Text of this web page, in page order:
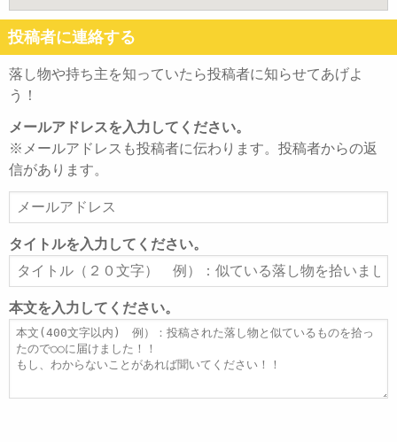
投稿者に連絡する
落し物や持ち主を知っていたら投稿者に知らせてあげよ
う！
メールアドレスを入力してください。
※メールアドレスも投稿者に伝わります。投稿者からの返
信があります。
ー
ル
ア
ド
レ
ス
タイトルを入力してください。
タ
イ
ト
ル
本文を入力してください。
本
文